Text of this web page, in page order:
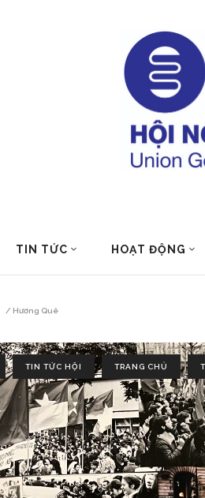
TIN TỨC HOẠT ĐỘNG
/ Hương Quê
TIN TỨC HỘI TRANG CHỦ